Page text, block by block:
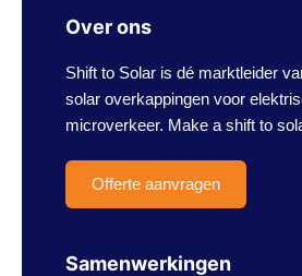
Over ons
Shift to Solar is dé marktleider
solar overkappingen voor
microverkeer. Make a shift to
Offerte aanvragen
Samenwerkingen